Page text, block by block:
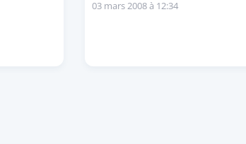
03 mars 2008 à 12:34